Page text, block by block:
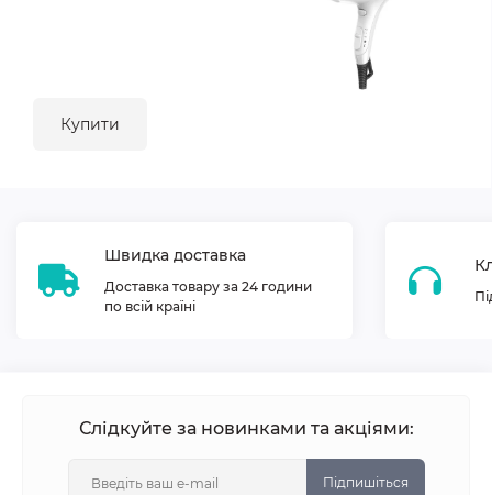
Купити
Швидка доставка
Доставка товару за 24 години
по всій країні
Слідкуйте за новинками та акціями:
Підпишіться